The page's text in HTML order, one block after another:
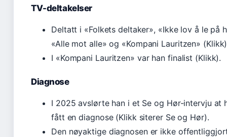
TV-deltakelser
Deltatt i «Folkets deltaker», «Ikke lov å le på
«Alle mot alle» og «Kompani Lauritzen»
I «Kompani Lauritzen» var han finalist (Klikk).
Diagnose
I 2025 avslørte han i et Se og Hør-intervju at
fått en diagnose (Klikk siterer Se og Hør).
Den nøyaktige diagnosen er ikke